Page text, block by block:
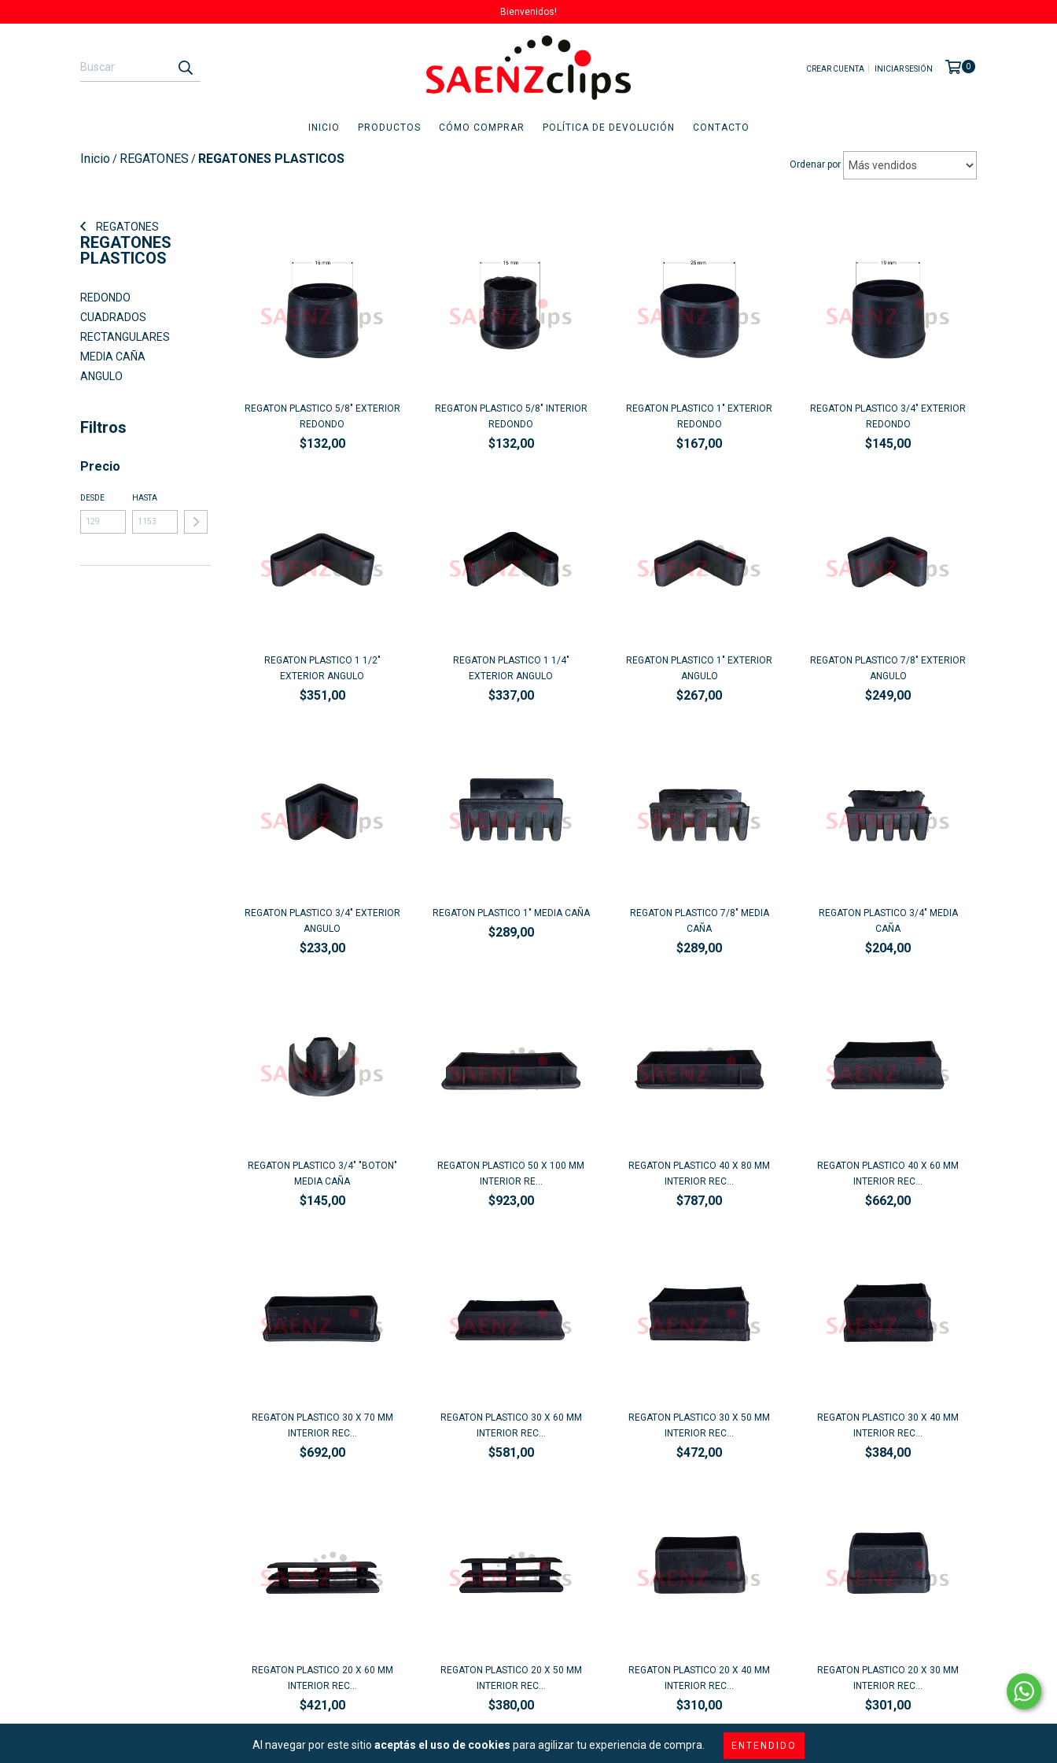
Al navegar por este sitio aceptás el uso de cookies para agilizar tu experiencia de compra. ENTENDIDO
Bienvenidos!
CREAR CUENTA INICIAR SESIÓN 0
INICIO PRODUCTOS CÓMO COMPRAR POLÍTICA DE DEVOLUCIÓN CONTACTO
Inicio/ REGATONES / REGATONES PLASTICOS Ordenar por
REGATONES
REGATONES
PLASTICOS
REDONDO
CUADRADOS
RECTANGULARES
MEDIA CAÑA
ANGULO
Filtros
Precio
DESDE HASTA
REGATON PLASTICO 5/8" EXTERIOR
REDONDO
$132,00
REGATON PLASTICO 5/8" INTERIOR
REDONDO
$132,00
REGATON PLASTICO 1" EXTERIOR
REDONDO
$167,00
REGATON PLASTICO 3/4" EXTERIOR
REDONDO
$145,00
REGATON PLASTICO 1 1/2"
EXTERIOR ANGULO
$351,00
REGATON PLASTICO 1 1/4"
EXTERIOR ANGULO
$337,00
REGATON PLASTICO 1" EXTERIOR
ANGULO
$267,00
REGATON PLASTICO 7/8" EXTERIOR
ANGULO
$249,00
REGATON PLASTICO 3/4" EXTERIOR
ANGULO
$233,00
REGATON PLASTICO 1" MEDIA CAÑA
$289,00
REGATON PLASTICO 7/8" MEDIA
CAÑA
$289,00
REGATON PLASTICO 3/4" MEDIA
CAÑA
$204,00
REGATON PLASTICO 3/4" "BOTON"
MEDIA CAÑA
$145,00
REGATON PLASTICO 50 X 100 MM
INTERIOR RE...
$923,00
REGATON PLASTICO 40 X 80 MM
INTERIOR REC...
$787,00
REGATON PLASTICO 40 X 60 MM
INTERIOR REC...
$662,00
REGATON PLASTICO 30 X 70 MM
INTERIOR REC...
$692,00
REGATON PLASTICO 30 X 60 MM
INTERIOR REC...
$581,00
REGATON PLASTICO 30 X 50 MM
INTERIOR REC...
$472,00
REGATON PLASTICO 30 X 40 MM
INTERIOR REC...
$384,00
REGATON PLASTICO 20 X 60 MM
INTERIOR REC...
$421,00
REGATON PLASTICO 20 X 50 MM
INTERIOR REC...
$380,00
REGATON PLASTICO 20 X 40 MM
INTERIOR REC...
$310,00
REGATON PLASTICO 20 X 30 MM
INTERIOR REC...
$301,00